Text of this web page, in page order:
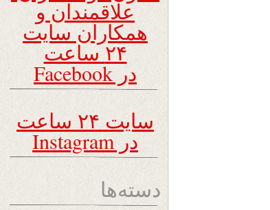
علاقمندان و
همکاران سایت
۲۴ ساعت
در Facebook
سایت ۲۴ ساعت
در Instagram
دسته‌ها